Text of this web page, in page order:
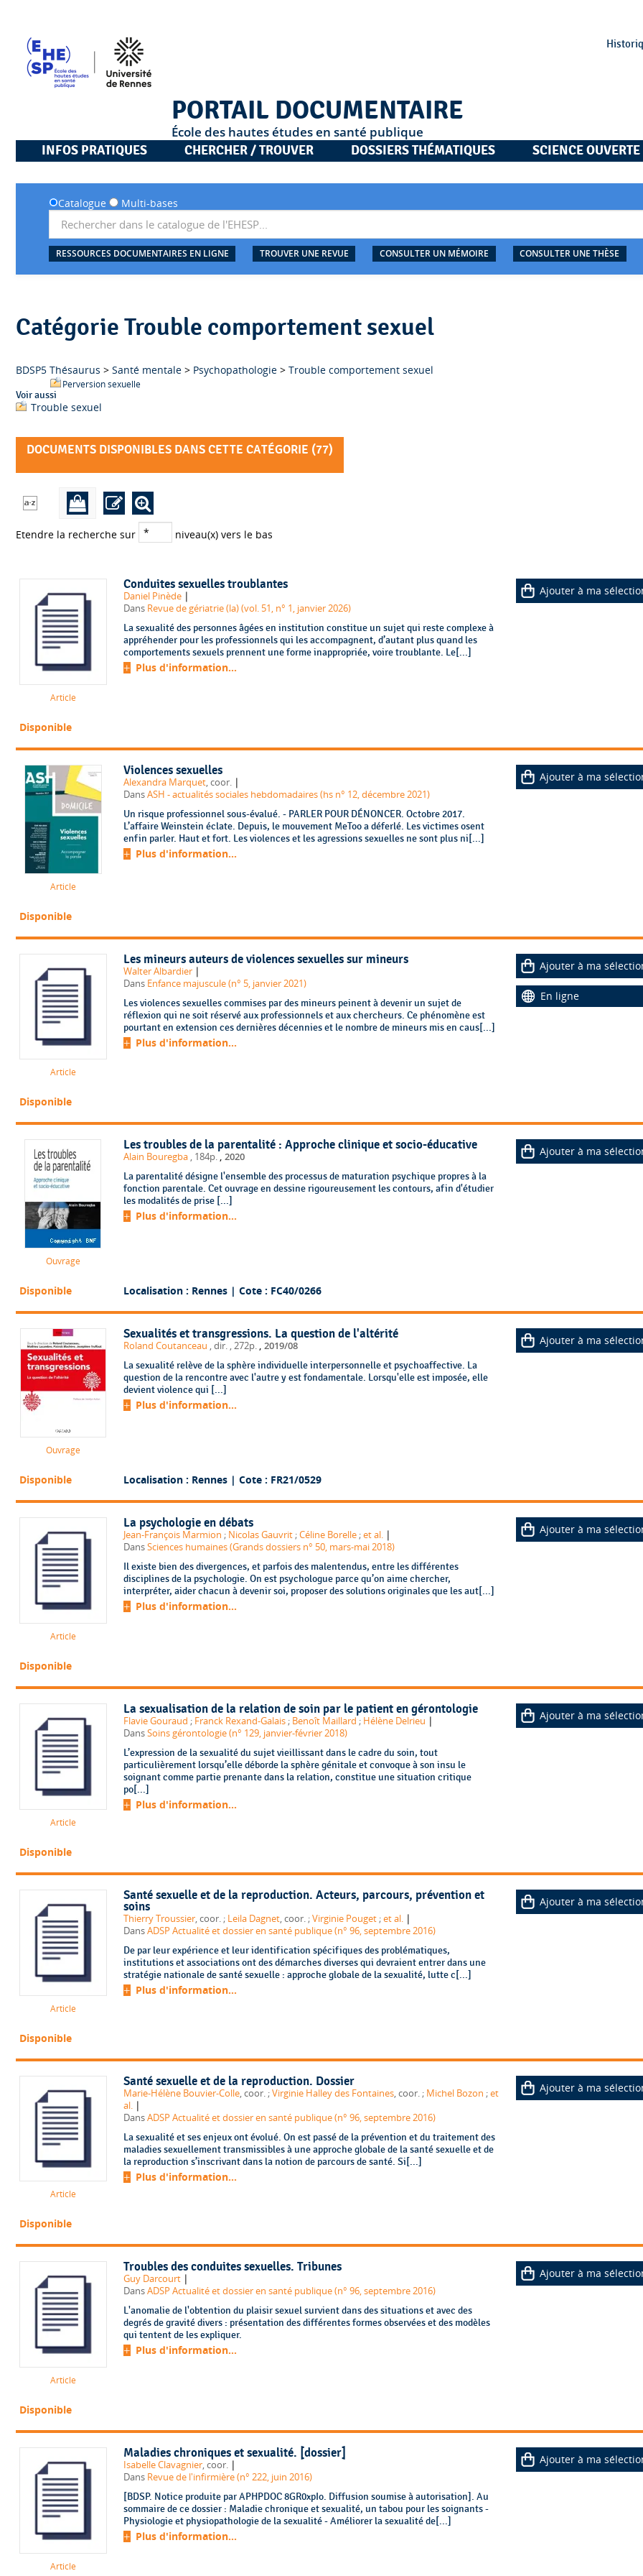
PORTAIL DOCUMENTAIRE
École des hautes études en santé publique
INFOS PRATIQUES
CHERCHER / TROUVER DOSSIERS THÉMATIQUES SCIENCE OUVERTE
Catalogue Multi-bases
RESSOURCES DOCUMENTAIRES EN LIGNE TROUVER UNE REVUE CONSULTER UN MÉMOIRE CONSULTER UNE THÈSE
Catégorie Trouble comportement sexuel
BDSP5 Thésaurus > Santé mentale > Psychopathologie > Trouble comportement sexuel
Perversion sexuelle
Voir aussi
Trouble sexuel
DOCUMENTS DISPONIBLES DANS CETTE CATÉGORIE (77)
Etendre la recherche sur niveau(x) vers le bas
Article
Conduites sexuelles troublantes
Daniel Pinède |
Dans Revue de gériatrie (la) (vol. 51, n° 1, janvier 2026)
La sexualité des personnes âgées en institution constitue un sujet qui reste complexe à
appréhender pour les professionnels qui les accompagnent, d’autant plus quand les
comportements sexuels prennent une forme inappropriée, voire troublante. Le[...]
Plus d'information...
Ajouter à ma
Disponible
Article
Violences sexuelles
Alexandra Marquet, coor. |
DansASH - actualités sociales hebdomadaires (hs n° 12, décembre 2021)
Un risque professionnel sous-évalué. - PARLER POUR DÉNONCER. Octobre 2017.
L’affaire Weinstein éclate. Depuis, le mouvement MeToo a déferlé. Les victimes osent
enfin parler. Haut et fort. Les violences et les agressions sexuelles ne sont plus ni[...]
Plus d'information...
Ajouter à ma
Disponible
Article
Les mineurs auteurs de violences sexuelles sur mineurs
Walter Albardier |
Dans Enfance majuscule (n° 5, janvier 2021)
Les violences sexuelles commises par des mineurs peinent à devenir un sujet de
réflexion qui ne soit réservé aux professionnels et aux chercheurs. Ce phénomène est
pourtant en extension ces dernières décennies et le nombre de mineurs mis en caus[...]
Plus d'information...
Ajouter à ma
En ligne
Disponible
Ouvrage
Les troubles de la parentalité : Approche clinique et socio-éducative
Alain Bouregba , 184p. , 2020
La parentalité désigne l'ensemble des processus de maturation psychique propres à la
fonction parentale. Cet ouvrage en dessine rigoureusement les contours, afin d'étudier
les modalités de prise [...]
Plus d'information...
Ajouter à ma
Disponible Localisation : Rennes | Cote : FC40/0266
Ouvrage
Sexualités et transgressions. La question de l'altérité
Roland Coutanceau , dir. , 272p. , 2019/08
La sexualité relève de la sphère individuelle interpersonnelle et psychoaffective. La
question de la rencontre avec l'autre y est fondamentale. Lorsqu'elle est imposée, elle
devient violence qui [...]
Plus d'information...
Ajouter à ma
Disponible Localisation : Rennes | Cote : FR21/0529
Article
La psychologie en débats
Jean-François Marmion ; Nicolas Gauvrit ;Céline Borelle ;et al. |
DansSciences humaines (Grands dossiers n° 50, mars-mai 2018)
Il existe bien des divergences, et parfois des malentendus, entre les différentes
disciplines de la psychologie. On est psychologue parce qu’on aime chercher,
interpréter, aider chacun à devenir soi, proposer des solutions originales que les aut[...]
Plus d'information...
Ajouter à ma
Disponible
Article
La sexualisation de la relation de soin par le patient en gérontologie
Flavie Gouraud ; Franck Rexand-Galais ; Benoît Maillard ; Hélène Delrieu |
DansSoins gérontologie (n° 129, janvier-février 2018)
L’expression de la sexualité du sujet vieillissant dans le cadre du soin, tout
particulièrement lorsqu’elle déborde la sphère génitale et convoque à son insu le
soignant comme partie prenante dans la relation, constitue une situation critique
po[...]
Plus d'information...
Ajouter à ma
Disponible
Article
Santé sexuelle et de la reproduction. Acteurs, parcours, prévention et
soins
Thierry Troussier , coor. ; Leila Dagnet , coor. ;Virginie Pouget ;et al. |
DansADSP Actualité et dossier en santé publique (n° 96, septembre 2016)
De par leur expérience et leur identification spécifiques des problématiques,
institutions et associations ont des démarches diverses qui devraient entrer dans une
stratégie nationale de santé sexuelle : approche globale de la sexualité, lutte c[...]
Plus d'information...
Ajouter à ma
Disponible
Article
Santé sexuelle et de la reproduction. Dossier
Marie-Hélène Bouvier-Colle , coor. ;Virginie Halley des Fontaines , coor. ; Michel Bozon ;et
al. |
DansADSP Actualité et dossier en santé publique (n° 96, septembre 2016)
La sexualité et ses enjeux ont évolué. On est passé de la prévention et du traitement des
maladies sexuellement transmissibles à une approche globale de la santé sexuelle et de
la reproduction s’inscrivant dans la notion de parcours de santé. Si[...]
Plus d'information...
Ajouter à ma
Disponible
Article
Troubles des conduites sexuelles. Tribunes
Guy Darcourt |
DansADSP Actualité et dossier en santé publique (n° 96, septembre 2016)
L'anomalie de l'obtention du plaisir sexuel survient dans des situations et avec des
degrés de gravité divers : présentation des différentes formes observées et des modèles
qui tentent de les expliquer.
Plus d'information...
Ajouter à ma
Disponible
Article
Maladies chroniques et sexualité. [dossier]
Isabelle Clavagnier, coor. |
Dans Revue de l'infirmière (n° 222, juin 2016)
[BDSP. Notice produite par APHPDOC 8GR0xpIo. Diffusion soumise à autorisation]. Au
sommaire de ce dossier : Maladie chronique et sexualité, un tabou pour les soignants -
Physiologie et physiopathologie de la sexualité - Améliorer la sexualité de[...]
Plus d'information...
Ajouter à ma